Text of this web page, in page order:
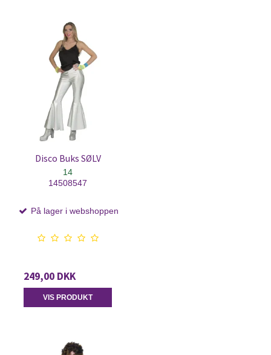
Disco Buks SØLV
14
14508547
På lager i webshoppen
249,00 DKK
VIS PRODUKT